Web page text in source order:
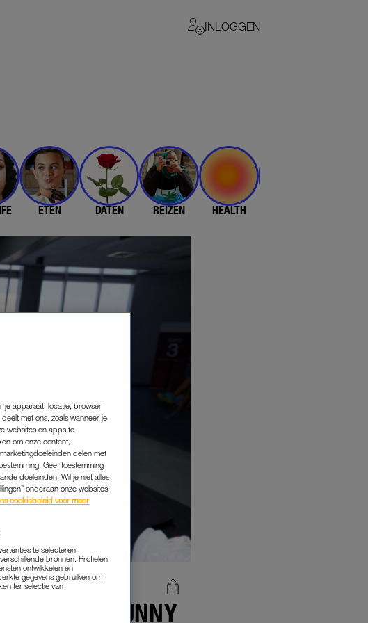
INLOGGEN
ETEN DATEN REIZEN HEALTH
EN BAD BUNNY
je apparaat, locatie, browser
met ons, zoals wanneer je
websites en apps te
om onze content,
delen met
Geef toestemming
doeleinden. Wil je niet alles
onderaan onze websites
cookiebeleid voor meer
te selecteren.
bronnen. Profielen
ontwikkelen en
gegevens gebruiken om
ter selectie van